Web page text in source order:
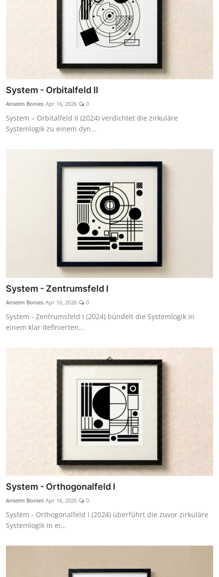
System - Orbitalfeld II
Anselm Bonies Apr 16, 2026 0
System – Orbitalfeld II (2024) verdichtet die zirkuläre
Systemlogik zu einem dyn...
System - Zentrumsfeld I
Anselm Bonies Apr 16, 2026 0
System - Zentrumsfeld I (2024) bündelt die Systemlogik in
einem klar definierten...
System - Orthogonalfeld I
Anselm Bonies Apr 16, 2026 0
System - Orthogonalfeld I (2024) überführt die zuvor zirkuläre
Systemlogik in ei...